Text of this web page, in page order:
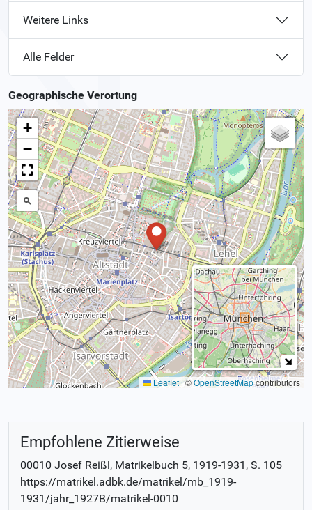
Weitere Links
Alle Felder
Geographische Verortung
+
−
Leaflet|©OpenStreetMapcontributors
Empfohlene Zitierweise
00010 Josef Reißl, Matrikelbuch 5, 1919-1931 , S. 105
https://matrikel.adbk.de/matrikel/mb_1919-
1931/jahr_1927B/matrikel-0010